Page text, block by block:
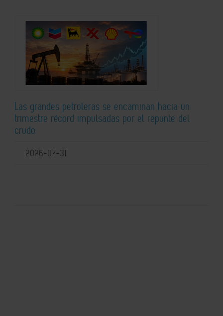
Las grandes petroleras se encaminan hacia un
trimestre récord impulsadas por el repunte del
crudo
2026-07-31